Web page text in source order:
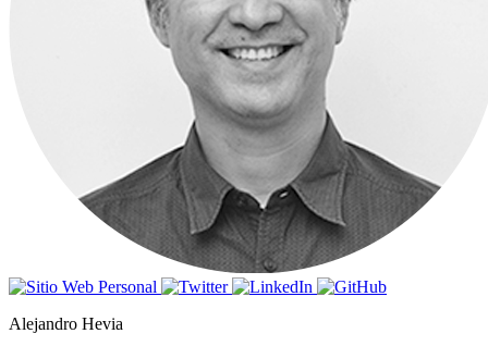
Alejandro Hevia